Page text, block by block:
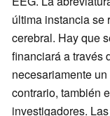
última instancia se
cerebral. Hay que
financiará a través
necesariamente
contrario, también
investigadores.